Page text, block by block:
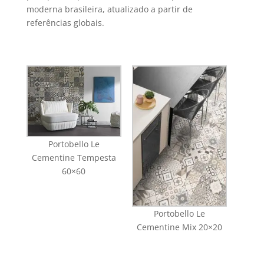
moderna brasileira, atualizado a partir de
referências globais.
Portobello Le
Cementine Tempesta
60×60
Portobello Le
Cementine Mix 20×20